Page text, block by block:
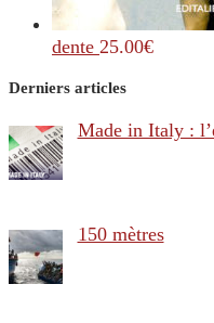
dente 25.00€
Derniers articles
Made in Italy :
150 mètres